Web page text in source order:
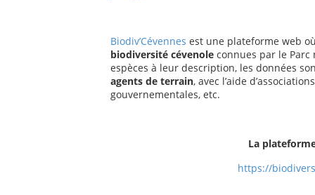
Biodiv’Cévennes est une plateforme web
biodiversité cévenole connues par le
espèces à leur description, les données
agents de terrain, avec l’aide
gouvernementales, etc.
La
https://